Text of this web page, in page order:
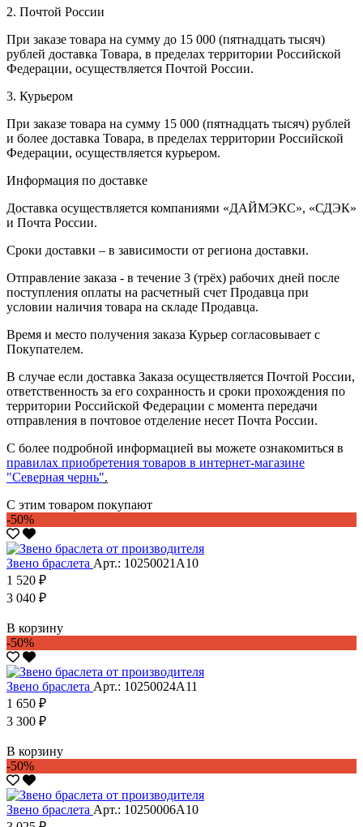
2. Почтой России
При заказе товара на сумму до 15 000 (пятнадцать тысяч)
рублей доставка Товара, в пределах территории Российской
Федерации, осуществляется Почтой России.
3. Курьером
При заказе товара на сумму 15 000 (пятнадцать тысяч) рублей
и более доставка Товара, в пределах территории Российской
Федерации, осуществляется курьером.
Информация по доставке
Доставка осуществляется компаниями «ДАЙМЭКС», «СДЭК»
и Почта России.
Сроки доставки – в зависимости от региона доставки.
Отправление заказа - в течение 3 (трёх) рабочих дней после
поступления оплаты на расчетный счет Продавца при
условии наличия товара на складе Продавца.
Время и место получения заказа Курьер согласовывает с
Покупателем.
В случае если доставка Заказа осуществляется Почтой России,
ответственность за его сохранность и сроки прохождения по
территории Российской Федерации с момента передачи
отправления в почтовое отделение несет Почта России.
С более подробной информацией вы можете ознакомиться в
правилах приобретения товаров в интернет-магазине
"Северная чернь".
С этим товаром покупают
-50%
Звено браслета Арт.: 10250021А10
1 520 ₽
3 040 ₽
В корзину
-50%
Звено браслета Арт.: 10250024А11
1 650 ₽
3 300 ₽
В корзину
-50%
Звено браслета Арт.: 10250006А10